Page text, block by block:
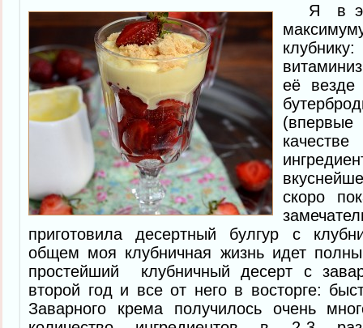
Я в
её
скоро
приготовила десертный булгур с
общем моя клубничная жизнь идет
простейший клубничный десерт с
второй год и все от него в восторге:
Заварного крема получилось очень